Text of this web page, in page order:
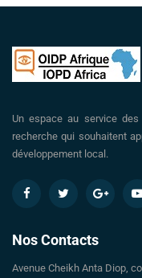
Un espace au service
recherche qui souhaitent
développement local.
Nos Contacts
Avenue Cheikh Anta Diop,